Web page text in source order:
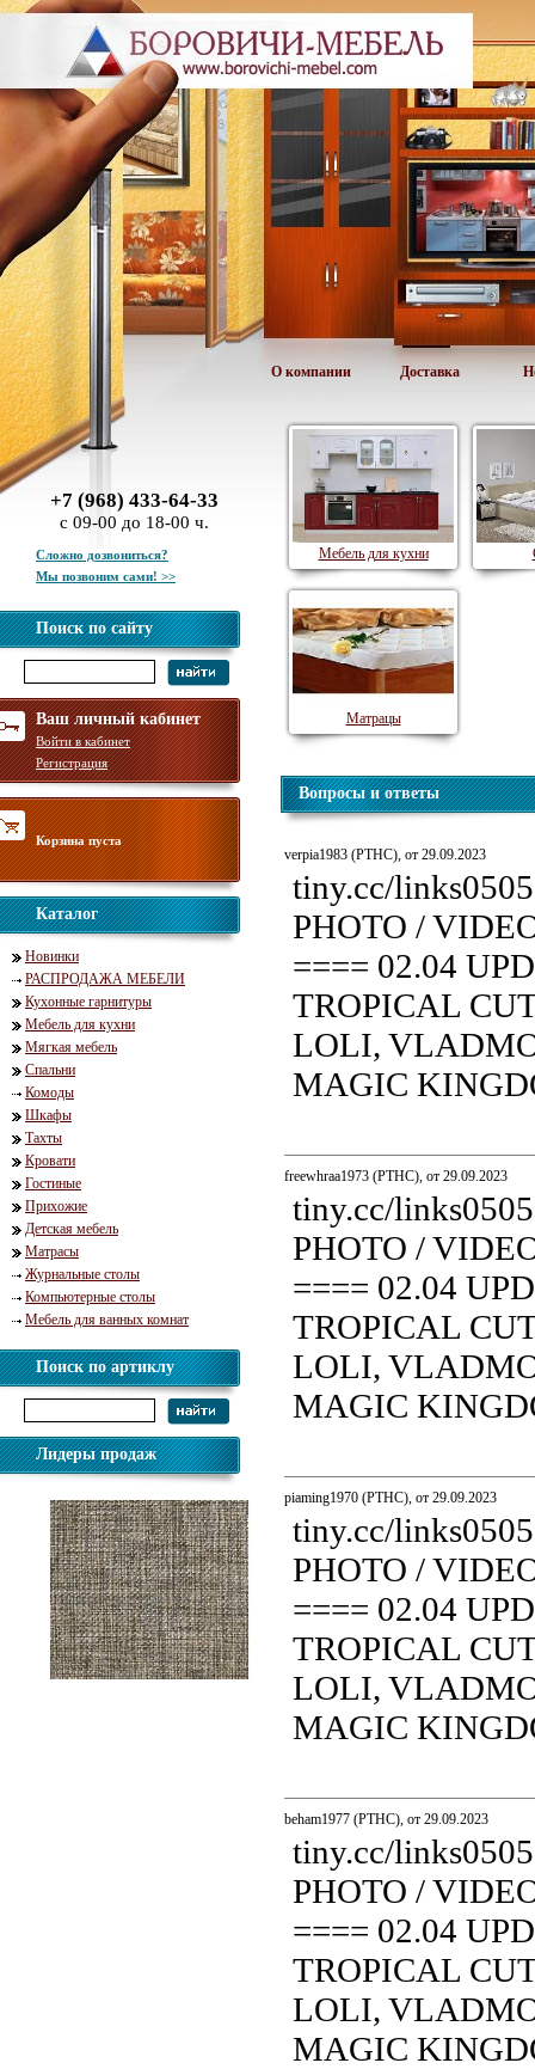
О компании Доставка
+7 (968) 433-64-33
с 09-00 до 18-00 ч.
Сложно дозвониться?
Мы позвоним сами! >>
Поиск по сайту
Ваш личный кабинет
Войти в кабинет
Регистрация
Корзина пуста
Каталог
Новинки
РАСПРОДАЖА МЕБЕЛИ
Кухонные гарнитуры
Мебель для кухни
Мягкая мебель
Спальни
Комоды
Шкафы
Тахты
Кровати
Гостиные
Прихожие
Детская мебель
Матрасы
Журнальные столы
Компьютерные столы
Мебель для ванных комнат
Поиск по артиклу
Лидеры продаж
Мебель для кухни
Матрацы
Вопросы и ответы
verpia1983 (PTHC), от 29.09.2023
tiny.cc/
PHOTO /
==== 02.04
TROPICAL
LOLI,
MAGIC
freewhraa1973 (PTHC), от 29.09.2023
tiny.cc/
PHOTO /
==== 02.04
TROPICAL
LOLI,
MAGIC
piaming1970 (PTHC), от 29.09.2023
tiny.cc/
PHOTO /
==== 02.04
TROPICAL
LOLI,
MAGIC
beham1977 (PTHC), от 29.09.2023
tiny.cc/
PHOTO /
==== 02.04
TROPICAL
LOLI,
MAGIC